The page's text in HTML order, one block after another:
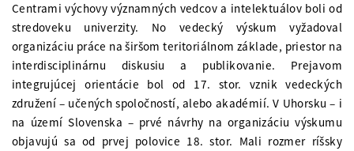
Centrami výchovy významných vedcov a intelektuálov boli od
stredoveku univerzity. No vedecký výskum vyžadoval
organizáciu práce na širšom teritoriálnom základe, priestor na
interdisciplinárnu diskusiu a publikovanie. Prejavom
integrujúcej orientácie bol od 17. stor. vznik vedeckých
združení – učených spoločností, alebo akadémií. V Uhorsku – i
na území Slovenska – prvé návrhy na organizáciu výskumu
objavujú sa od prvej polovice 18. stor. Mali rozmer ríšsky